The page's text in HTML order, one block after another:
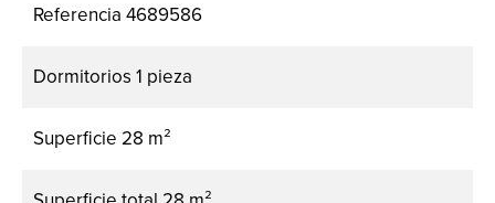
Referencia 4689586
Dormitorios 1 pieza
Superficie 28 m²